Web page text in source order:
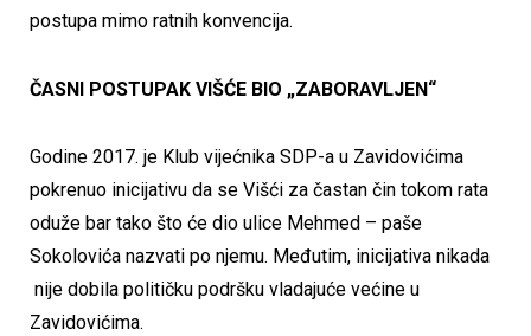
postupa mimo ratnih konvencija.
ČASNI POSTUPAK VIŠĆE BIO „ZABORAVLJEN“
Godine 2017. je Klub vijećnika SDP-a u Zavidovićima
pokrenuo inicijativu da se Višći za častan čin tokom rata
oduže bar tako što će dio ulice Mehmed – paše
Sokolovića nazvati po njemu. Međutim, inicijativa nikada
nije dobila političku podršku vladajuće većine u
Zavidovićima.